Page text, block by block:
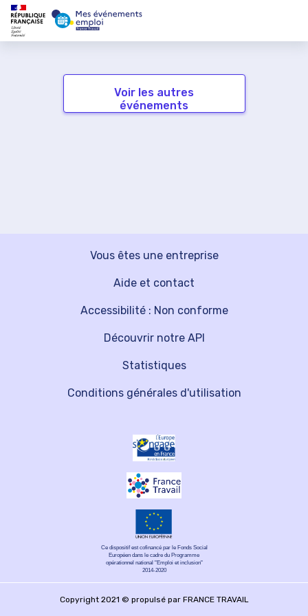
Voir les autres
événements
Vous êtes une entreprise
Découvrir notre API
Aide et contact
Statistiques
Accessibilité : Non conforme
Conditions générales d'utilisation
Ce dispositif est cofinancé par le Fonds Social
Européen dans le cadre du Programme
opérationnel national "Emploi et inclusion"
2014-2020
Copyright 2021 © propulsé par FRANCE TRAVAIL